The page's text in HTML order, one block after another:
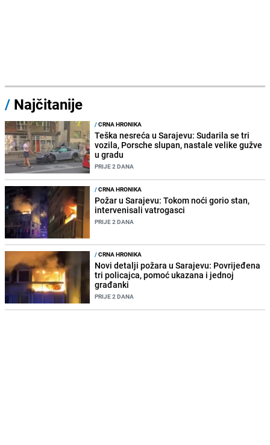
/ Najčitanije
/CRNA HRONIKA
Teška nesreća u Sarajevu: Sudarila se tri
vozila, Porsche slupan, nastale velike gužve
u gradu
PRIJE 2 DANA
/CRNA HRONIKA
Požar u Sarajevu: Tokom noći gorio stan,
intervenisali vatrogasci
PRIJE 2 DANA
/CRNA HRONIKA
Novi detalji požara u Sarajevu: Povrijeđena
tri policajca, pomoć ukazana i jednoj
građanki
PRIJE 2 DANA